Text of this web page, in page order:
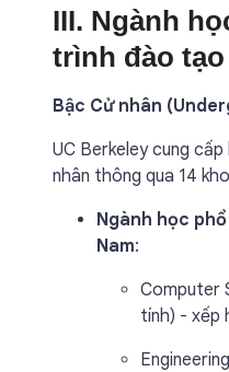
III. Ngành
trình đào tạo
Bậc Cử nhân
UC Berkeley cung
nhân thông qua 14
Ngành học
Nam:
Computer
tính) - xếp